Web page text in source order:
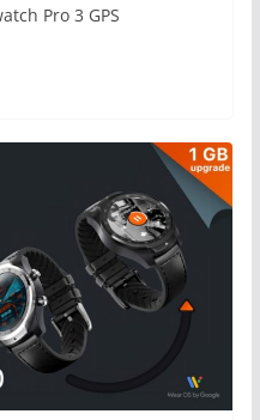
Pro 3 GPS